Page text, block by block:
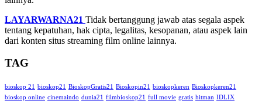
LAYARWARNA21 Tidak bertanggung jawab atas segala aspek
tentang kepatuhan, hak cipta, legalitas, kesopanan, atau aspek lain
dari konten situs streaming film online lainnya.
TAG
bioskop 21 bioskop21 BioskopGratis21 Bioskopin21 bioskopkeren Bioskopkeren21
bioskop online cinemaindo dunia21 filmbioskop21 full movie gratis hitman IDLIX